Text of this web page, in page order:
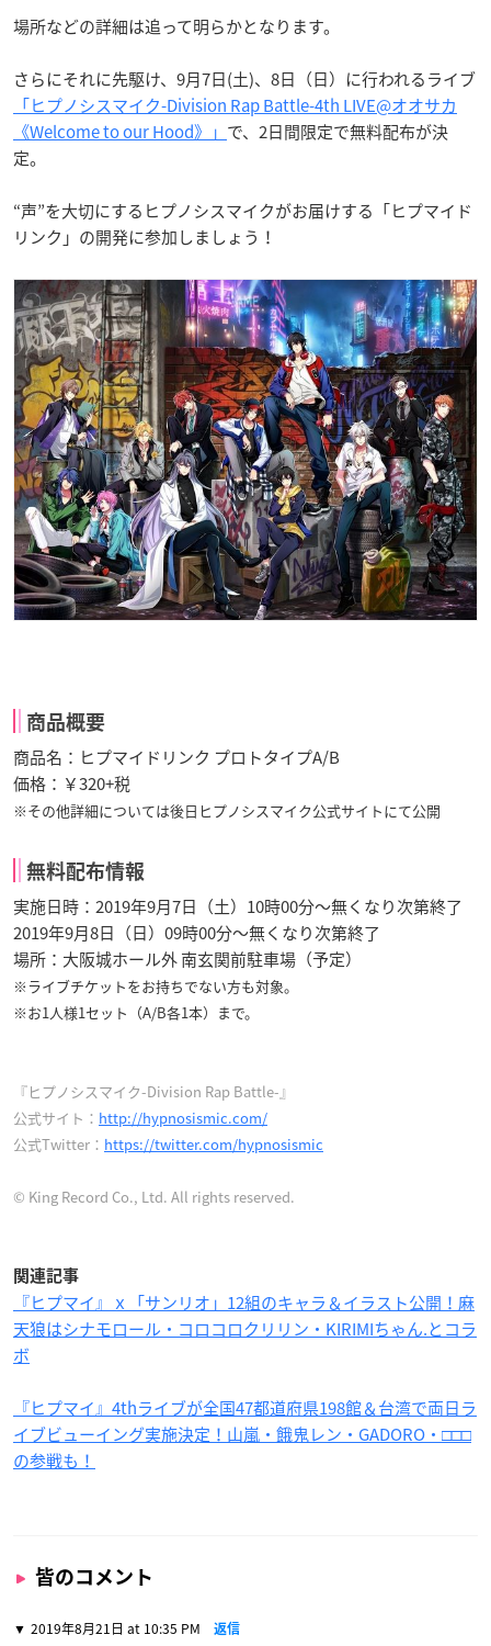
場所などの詳細は追って明らかとなります。
さらにそれに先駆け、9月7日(土)、8日（日）に行われるライブ
「ヒプノシスマイク-Division Rap Battle-4th LIVE@オオサカ
《Welcome to our Hood》」 で、2日間限定で無料配布が決
定。
“声”を大切にするヒプノシスマイクがお届けする「ヒプマイド
リンク」の開発に参加しましょう！
商品概要
商品名：ヒプマイドリンク プロトタイプA/B
価格：￥320+税
※その他詳細については後日ヒプノシスマイク公式サイトにて公開
無料配布情報
実施日時：2019年9月7日（土）10時00分～無くなり次第終了
2019年9月8日（日）09時00分～無くなり次第終了
場所：大阪城ホール外 南玄関前駐車場（予定）
※ライブチケットをお持ちでない方も対象。
※お1人様1セット（A/B各1本）まで。
『ヒプノシスマイク-Division Rap Battle-』
公式サイト： http://hypnosismic.com/
公式Twitter： https://twitter.com/hypnosismic
© King Record Co., Ltd. All rights reserved.
関連記事
『ヒプマイ』ｘ「サンリオ」12組のキャラ＆イラスト公開！麻
天狼はシナモロール・コロコロクリリン・KIRIMIちゃん.とコラ
ボ
『ヒプマイ』4thライブが全国47都道府県198館＆台湾で両日ラ
イブビューイング実施決定！山嵐・餓鬼レン・GADORO・□□□
の参戦も！
皆のコメント
2019年8月21日 at 10:35 PM 返信